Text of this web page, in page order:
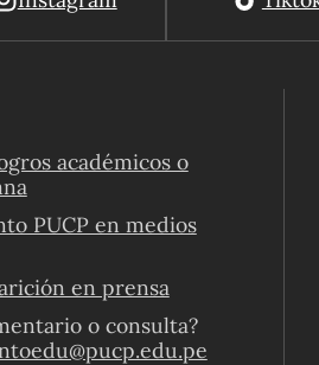
académicos o
PUCP en medios
en prensa
o consulta?